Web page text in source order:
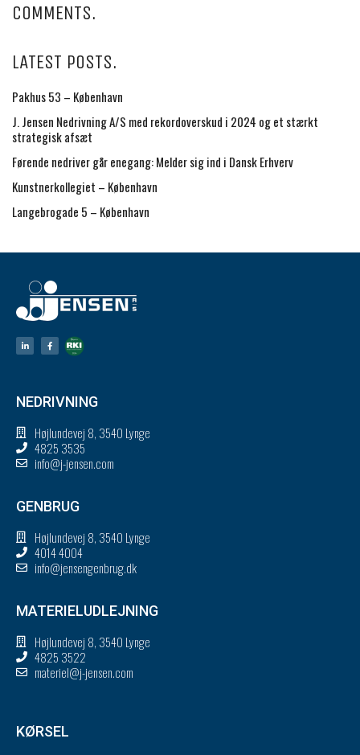
COMMENTS.
LATEST POSTS.
Pakhus 53 – København
J. Jensen Nedrivning A/S med rekordoverskud i 2024 og et stærkt
strategisk afsæt
Førende nedriver går enegang: Melder sig ind i Dansk Erhverv
Kunstnerkollegiet – København
Langebrogade 5 – København
NEDRIVNING
Højlundevej 8, 3540 Lynge
4825 3535
info@j-jensen.com
GENBRUG
Højlundevej 8, 3540 Lynge
4014 4004
info@jensengenbrug.dk
MATERIELUDLEJNING
Højlundevej 8, 3540 Lynge
4825 3522
materiel@j-jensen.com
KØRSEL